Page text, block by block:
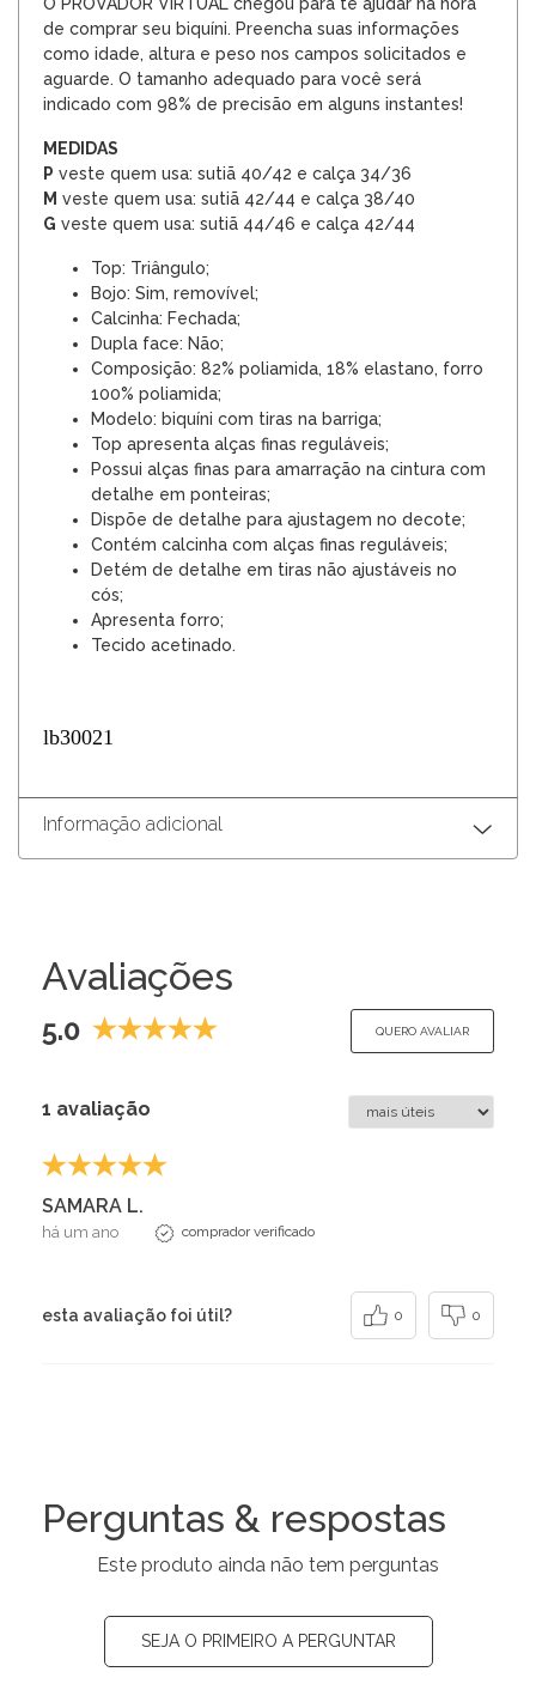
O PROVADOR VIRTUAL chegou para te ajudar na hora
de comprar seu biquíni. Preencha suas informações
como idade, altura e peso nos campos solicitados e
aguarde. O tamanho adequado para você será
indicado com 98% de precisão em alguns instantes!
MEDIDAS
P veste quem usa: sutiã 40/42 e calça 34/36
M veste quem usa: sutiã 42/44 e calça 38/40
G veste quem usa: sutiã 44/46 e calça 42/44
Top: Triângulo;
Bojo: Sim, removível;
Calcinha: Fechada;
Dupla face: Não;
Composição: 82% poliamida, 18% elastano, forro
100% poliamida;
Modelo: biquíni com tiras na barriga;
Top apresenta alças finas reguláveis;
Possui alças finas para amarração na cintura com
detalhe em ponteiras;
Dispõe de detalhe para ajustagem no decote;
Contém calcinha com alças finas reguláveis;
Detém de detalhe em tiras não ajustáveis no
cós;
Apresenta forro;
Tecido acetinado.
lb30021
Informação adicional
Avaliações
5.0 QUERO AVALIAR
1 avaliação
SAMARA L.
há um ano comprador verificado
esta avaliação foi útil? 0 0
Perguntas & respostas
Este produto ainda não tem perguntas
SEJA O PRIMEIRO A PERGUNTAR